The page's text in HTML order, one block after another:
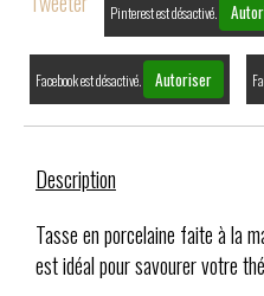
Pinterest est désactivé.
Facebook est désactivé. Autoriser
Description
Tasse en porcelaine faite à la
est idéal pour savourer votre